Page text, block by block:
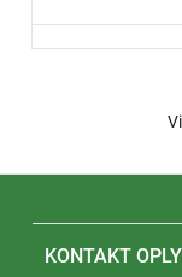
KONTAKT